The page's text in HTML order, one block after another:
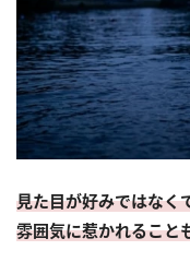
見た目が好みではなく
雰囲気に惹かれること